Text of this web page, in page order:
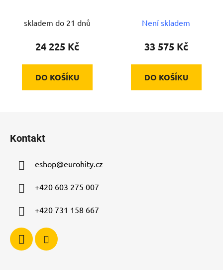
skladem do 21 dnů
24 225 Kč
DO KOŠÍKU
Není skladem
33 575 Kč
DO KOŠÍKU
Kontakt
eshop@eurohity.cz
+420 603 275 007
+420 731 158 667